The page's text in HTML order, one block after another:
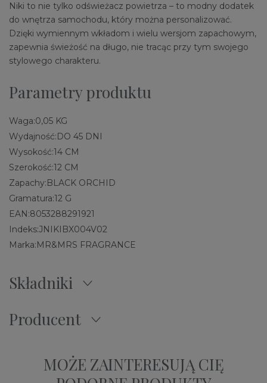
Niki to nie tylko odświeżacz powietrza – to modny dodatek
do wnętrza samochodu, który można personalizować.
Dzięki wymiennym wkładom i wielu wersjom zapachowym,
zapewnia świeżość na długo, nie tracąc przy tym swojego
stylowego charakteru.
Parametry produktu
Waga:0,05 KG
Wydajność:DO 45 DNI
Wysokość:14 CM
Szerokość:12 CM
Zapachy:BLACK ORCHID
Gramatura:12 G
EAN:8053288291921
Indeks:JNIKIBX004V02
Marka:MR&MRS FRAGRANCE
Składniki
Producent
MOŻE ZAINTERESUJĄ CIĘ